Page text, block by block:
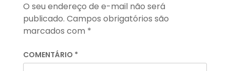
O seu endereço de e-mail não será
publicado. Campos obrigatórios são
marcados com *
COMENTÁRIO *